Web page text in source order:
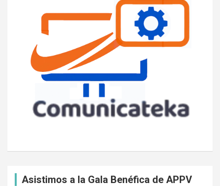
Asistimos a la Gala Benéfica de APPV